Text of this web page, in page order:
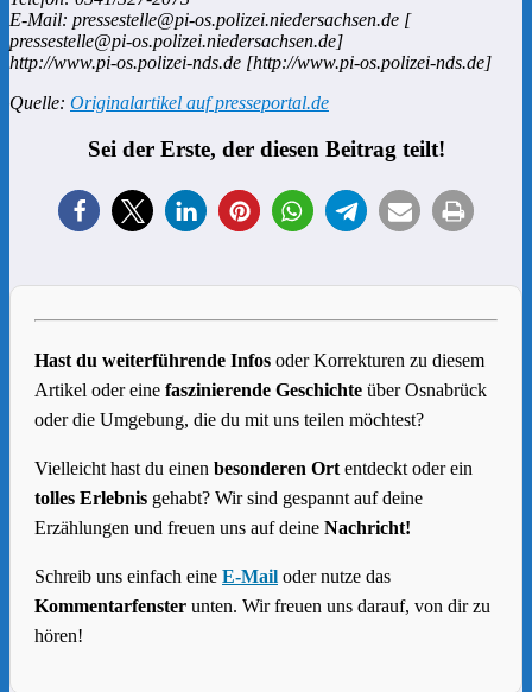
E-Mail: pressestelle@pi-os.polizei.niedersachsen.de [
pressestelle@pi-os.polizei.niedersachsen.de]
http://www.pi-os.polizei-nds.de [http://www.pi-os.polizei-nds.de]
Quelle: Originalartikel auf presseportal.de
Sei der Erste, der diesen Beitrag teilt!
Hast du weiterführende Infos oder Korrekturen zu diesem
Artikel oder eine faszinierende Geschichte über Osnabrück
oder die Umgebung, die du mit uns teilen möchtest?
Vielleicht hast du einen besonderen Ort entdeckt oder ein
tolles Erlebnis gehabt? Wir sind gespannt auf deine
Erzählungen und freuen uns auf deine Nachricht!
Schreib uns einfach eine E-Mail oder nutze das
Kommentarfenster unten. Wir freuen uns darauf, von dir zu
hören!